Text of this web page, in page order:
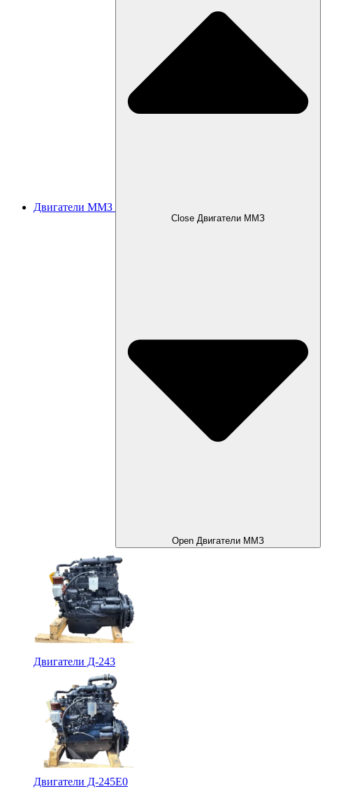
Двигатели ММЗ
Close Двигатели ММЗ
Open Двигатели ММЗ
Двигатели Д-243
Двигатели Д-245Е0